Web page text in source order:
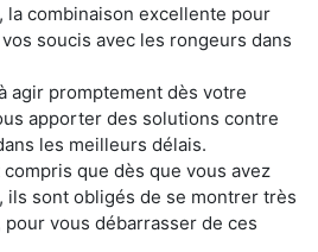
combinaison excellente pour
soucis avec les rongeurs dans
agir promptement dès votre
apporter des solutions contre
les meilleurs délais.
que dès que vous avez
ils sont obligés de se montrer très
vous débarrasser de ces